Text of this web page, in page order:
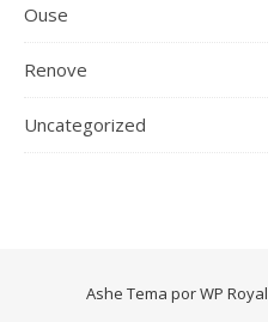
Ouse
Renove
Uncategorized
Ashe Tema porWP Royal